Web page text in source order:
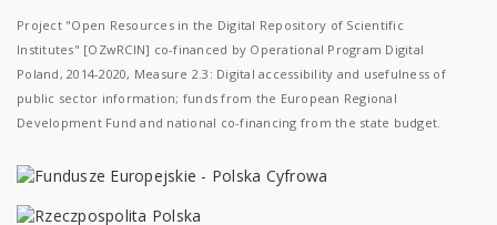
Project "Open Resources in the Digital Repository of Scientific
Institutes" [OZwRCIN] co-financed by Operational Program Digital
Poland, 2014-2020, Measure 2.3: Digital accessibility and usefulness of
public sector information; funds from the European Regional
Development Fund and national co-financing from the state budget.